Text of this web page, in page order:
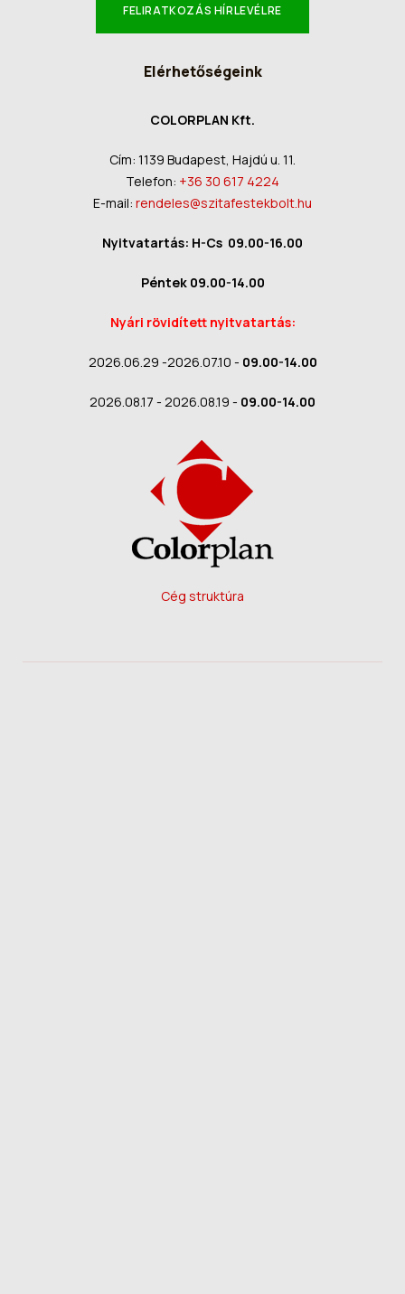
FELIRATKOZÁS HÍRLEVÉLRE
Elérhetőségeink
COLORPLAN Kft.
Cím: 1139 Budapest, Hajdú u. 11.
Telefon: +36 30 617 4224
E-mail: rendeles@szitafestekbolt.hu
Nyitvatartás: H-Cs 09.00-16.00
Péntek 09.00-14.00
Nyári rövidített nyitvatartás:
2026.06.29 -2026.07.10 - 09.00-14.00
2026.08.17 - 2026.08.19 - 09.00-14.00
Cég struktúra